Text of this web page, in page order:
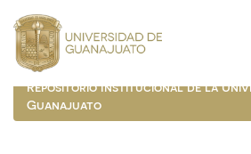
navigation
Repositorio Institucional de la
Guanajuato